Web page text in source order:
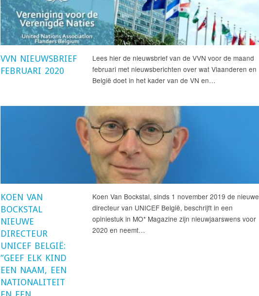
VVN NIEUWSBRIEF
FEBRUARI 2020
Lees hier de nieuwsbrief van de VVN voor de maand
februari met nieuwsberichten over wat Vlaanderen en
België doet in het kader van de VN en…
KOEN VAN
BOCKSTAL
NIEUWE
DIRECTEUR
UNICEF BELGIË:
“GEEF ELK KIND
EEN NAAM, EEN
NATIONALITEIT
Koen Van Bockstal, sinds 1 november 2019 de nieuwe
directeur van UNICEF België, beschrijft in een
opiniestuk in MO* Magazine zijn nieuwjaarswens voor
2020 en neemt…